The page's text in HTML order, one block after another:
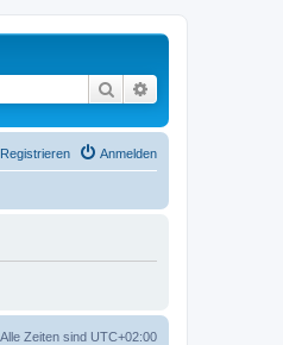
Suche
Anmelden
Registrieren
Alle Zeiten sind UTC+02:00